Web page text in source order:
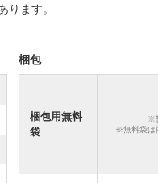
ます。
梱包
梱包用無料
袋
※
※無料袋は